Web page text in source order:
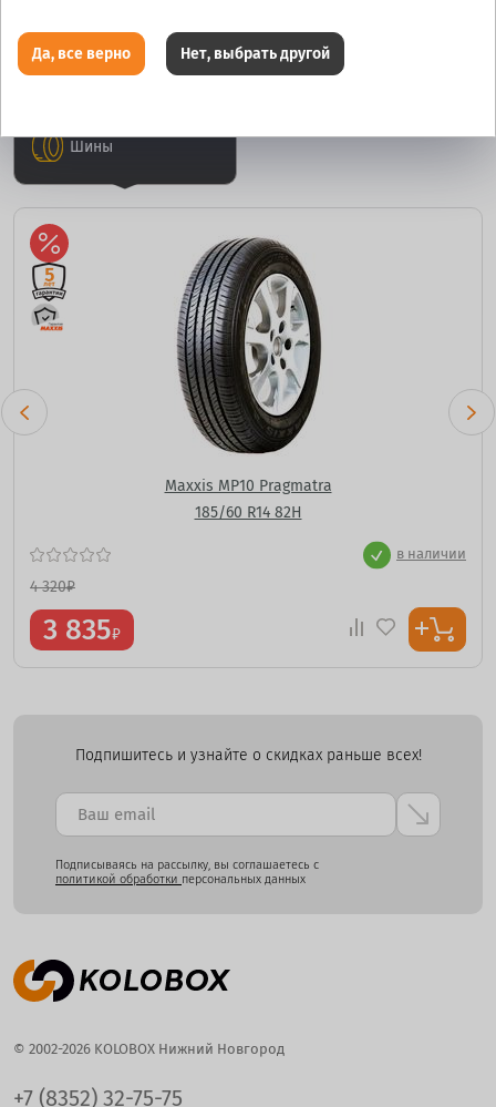
РАСПРОДАЖА
Шины
Maxxis MP10 Pragmatra
185/60 R14 82H
в наличии
4 320₽
3 835₽
Подпишитесь и узнайте о скидках раньше всех!
Подписываясь на рассылку, вы соглашаетесь с
политикой обработки персональных данных
© 2002-2026 KOLOBOX Нижний Новгород
+7 (8352) 32-75-75
Да, все верно Нет, выбрать другой